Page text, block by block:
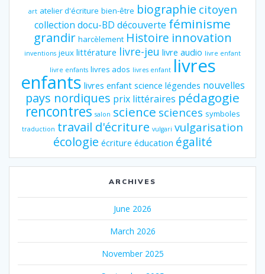
art atelier d'écriture bien-être biographie citoyen
collection docu-BD découverte féminisme
grandir harcèlement Histoire innovation
inventions jeux littérature livre-jeu livre audio livre enfant
livre enfants livres ados livres enfant livres
enfants livres enfant science légendes nouvelles
pays nordiques prix littéraires pédagogie
rencontres salon science sciences symboles
traduction travail d'écriture vulgari vulgarisation
écologie écriture éducation égalité
ARCHIVES
June 2026
March 2026
November 2025